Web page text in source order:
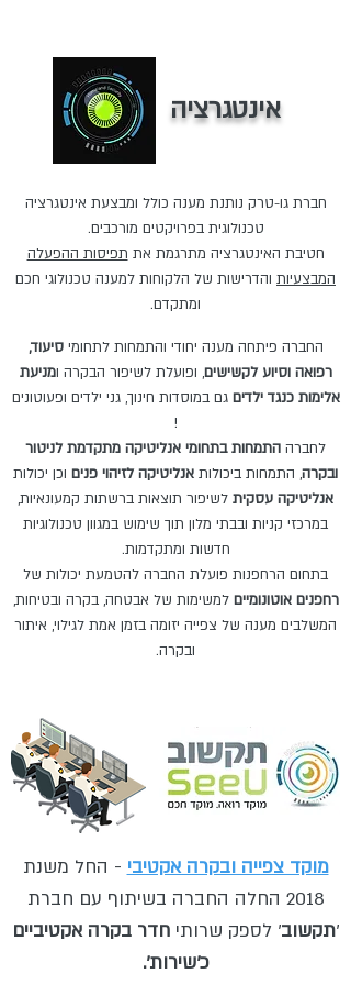
אינטגרציה
חברת גו-טרק נותנת מענה כולל ומבצעת אינטגרציה
טכנולוגית בפרויקטים מורכבים.
חטיבת האינטגרציה מתרגמת את תפיסות ההפעלה
המבצעיות והדרישות של הלקוחות למענה טכנולוגי חכם
ומתקדם.
החברה פיתחה מענה יחודי והתמחות לתחומיסיעוד,
רפואה וסיוע לקשישים, ופועלת לשיפור הבקרה ומניעת
אלימות כנגד ילדים גם במוסדות חינוך, גני ילדים ופעוטונים
!
לחברה התמחות בתחומי אנליטיקה מתקדמת לניטור
ובקרה, התמחות ביכולות אנליטיקה לזיהוי פנים וכן יכולות
אנליטיקה עסקית לשיפור תוצאות ברשתות קמעונאיות,
במרכזי קניות ובבתי מלון תוך שימוש במגוון טכנולוגיות
חדשות ומתקדמות.
בתחום הרחפנות פועלת החברה להטמעת יכולות של
רחפנים אוטונומיים למשימות של אבטחה, בקרה ובטיחות,
המשלבים מענה של צפייה יזומה בזמן אמת לגילוי, איתור
ובקרה.
מוקד צפייה ובקרה אקטיבי - החל משנת
2018 החלה החברה בשיתוף עם חברת
'תקשוב' לספק שרותי חדר בקרה אקטיביים
כ'שירות'.